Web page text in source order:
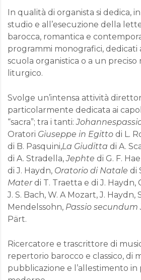
In qualità di organista si dedica,
studio e all’esecuzione della
barocca, romantica e
programmi monografici, dedicati
scuola organistica o a un
liturgico.
Svolge un’intensa attività
particolarmente dedicata ai
“sacra”; tra i tanti:
Oratori Giuseppe in Egitto di L.
di B. Pasquini,La Giuditta di A.
di A. Stradella,Jephte di G. F.
di J. Haydn, Oratorio di Natale di
Materdi T. Traetta e di J. Haydn,
J. S. Bach, W. A Mozart, J. Haydn,
Mendelssohn, Passio secundum
Pärt.
Ricercatore e trascrittore di
repertorio barocco e classico, di
pubblicazione e l’allestimento in